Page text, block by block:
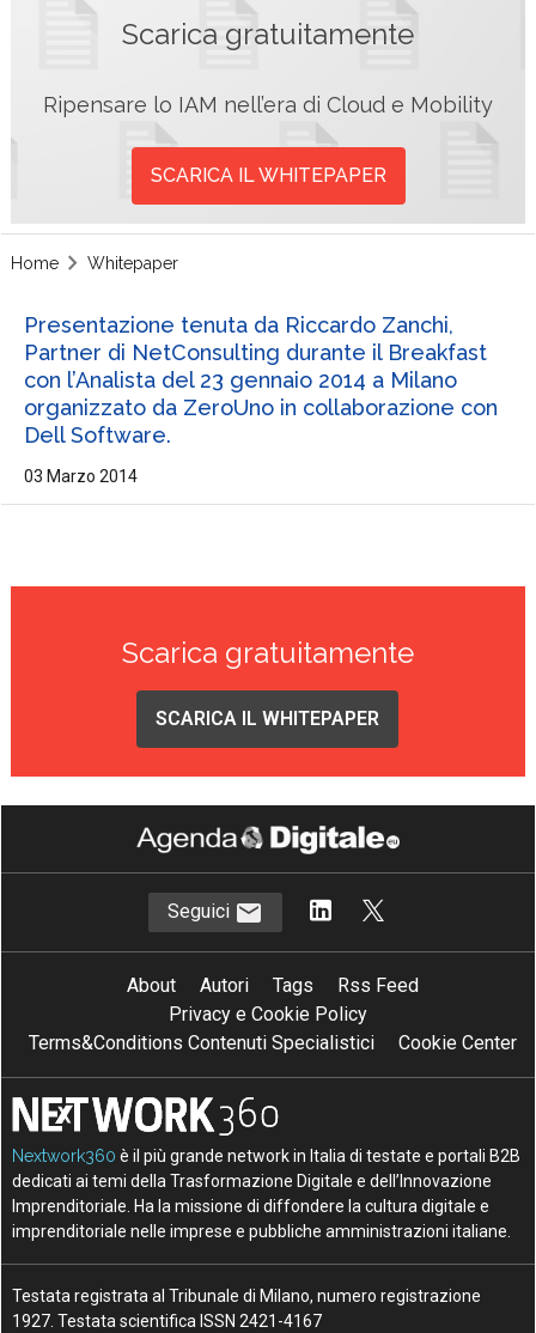
Scarica gratuitamente
Ripensare lo IAM nell’era di Cloud e Mobility
SCARICA IL WHITEPAPER
Home Whitepaper
Presentazione tenuta da Riccardo Zanchi,
Partner di NetConsulting durante il Breakfast
con l’Analista del 23 gennaio 2014 a Milano
organizzato da ZeroUno in collaborazione con
Dell Software.
03 Marzo 2014
Scarica gratuitamente
SCARICA IL WHITEPAPER
Seguici
About Autori Tags
Rss Feed
Privacy e Cookie Policy
Terms&Conditions Contenuti Specialistici
Cookie Center
Nextwork360 è il più grande network in Italia di testate e portali B2B
dedicati ai temi della Trasformazione Digitale e dell’Innovazione
Imprenditoriale. Ha la missione di diffondere la cultura digitale e
imprenditoriale nelle imprese e pubbliche amministrazioni italiane.
Testata registrata al Tribunale di Milano, numero registrazione
1927. Testata scientifica ISSN 2421-4167